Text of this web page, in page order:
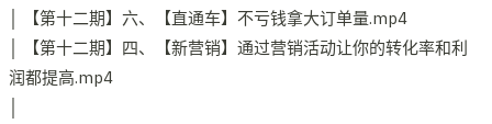
│ 【第十二期】六、【直通车】不亏钱拿大订单量.mp4
│ 【第十二期】四、【新营销】通过营销活动让你的转化率和利
润都提高.mp4